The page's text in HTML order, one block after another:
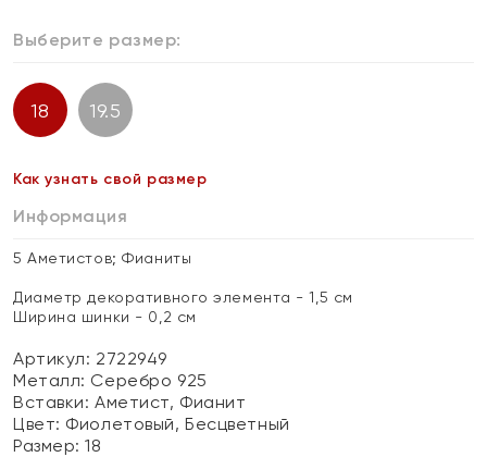
Выберите размер:
18 19.5
Как узнать свой размер
Информация
5 Аметистов; Фианиты
Диаметр декоративного элемента - 1,5 см
Ширина шинки - 0,2 см
Артикул: 2722949
Металл: Серебро 925
Вставки:Аметист, Фианит
Цвет: Фиолетовый, Бесцветный
Размер:18